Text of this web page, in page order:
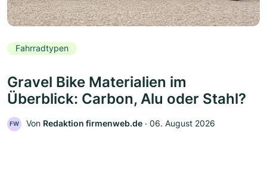
Fahrradtypen
Gravel Bike Materialien im
Überblick: Carbon, Alu oder Stahl?
FW Von Redaktion firmenweb.de ‧ 06. August 2026